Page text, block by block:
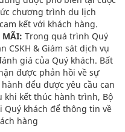
chương trình du lịch
kết với khách hàng.
MÃI: Trong quá trình Quý
CSKH & Giám sát dịch vụ
giá của Quý khách. Bất
được phản hồi về sự
đểu được yêu cầu can
khi kết thúc hành trình, Bộ
Quý khách để thông tin về
hàng